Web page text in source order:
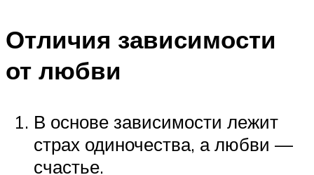
Отличия зависимости
от любви
В основе зависимости лежит
страх одиночества, а любви —
счастье.